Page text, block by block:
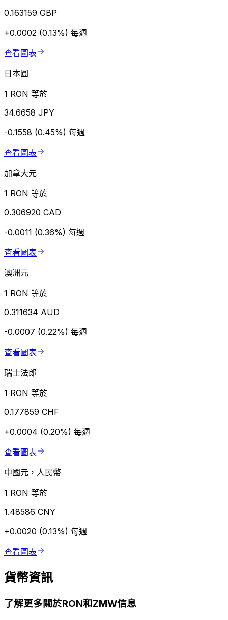
0.163159 GBP
+0.0002 (0.13%) 每週
查看圖表
日本圓
1 RON 等於
34.6658 JPY
-0.1558 (0.45%) 每週
查看圖表
加拿大元
1 RON 等於
0.306920 CAD
-0.0011 (0.36%) 每週
查看圖表
澳洲元
1 RON 等於
0.311634 AUD
-0.0007 (0.22%) 每週
查看圖表
瑞士法郎
1 RON 等於
0.177859 CHF
+0.0004 (0.20%) 每週
查看圖表
中國元，人民幣
1 RON 等於
1.48586 CNY
+0.0020 (0.13%) 每週
查看圖表
貨幣資訊
了解更多關於RON和ZMW信息